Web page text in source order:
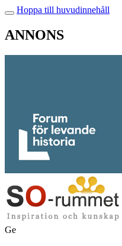
Hoppa till huvudinnehåll
ANNONS
Ge